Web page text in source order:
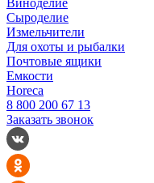
Сыроделие
Измельчители
Для охоты и рыбалки
Почтовые ящики
Емкости
Horeca
8 800 200 67 13
Заказать звонок